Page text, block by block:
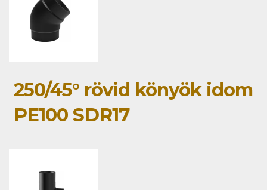
250/45° rövid könyök idom
PE100 SDR17